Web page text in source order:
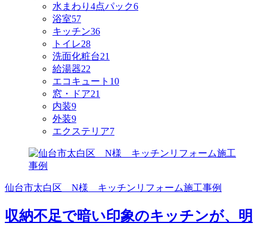
水まわり4点パック6
浴室57
キッチン36
トイレ28
洗面化粧台21
給湯器22
エコキュート 10
窓・ドア21
内装9
外装9
エクステリア7
仙台市太白区 N様 キッチンリフォーム施工事例
収納不足で暗い印象のキッチンが、明